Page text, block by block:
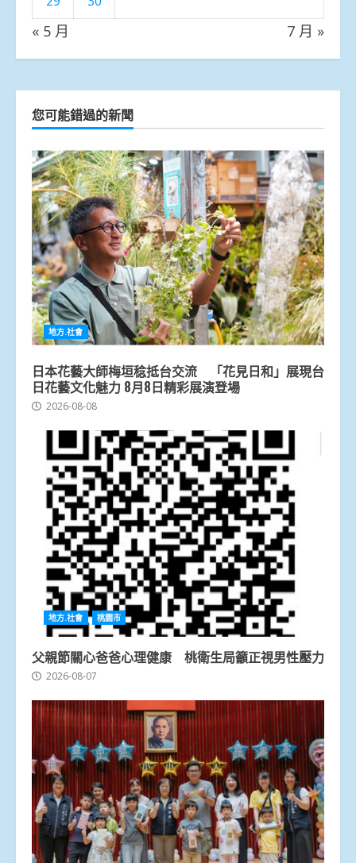
« 5 月 7 月 »
您可能錯過的新聞
地方.社會
日本花藝大師梅垣稔抵台交流 「花見日和」展現台
日花藝文化魅力 8月8日精彩展演登場
2026-08-08
地方.社會 桃園市
父親節關心爸爸心理健康 桃衛生局籲正視男性壓力
2026-08-07